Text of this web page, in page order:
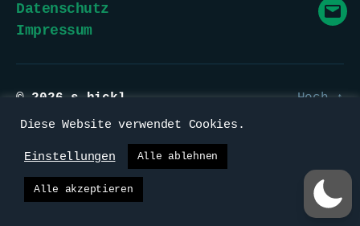
Datenschutz
Impressum
© 2026 s.hickl Hoch ↑
Diese Website verwendet Cookies.
Einstellungen Alle ablehnen
Alle akzeptieren